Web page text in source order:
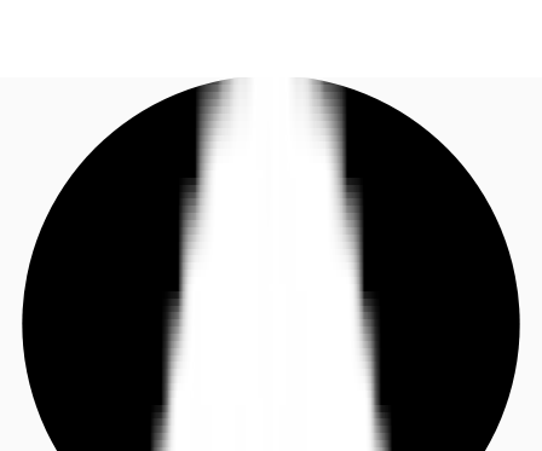
Investieren
Marktinformationen
Jetzt anrufen Kontaktieren Sie uns